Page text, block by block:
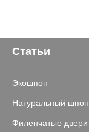
Статьи
Экошпон
Натуральный шпон
Филенчатые двери